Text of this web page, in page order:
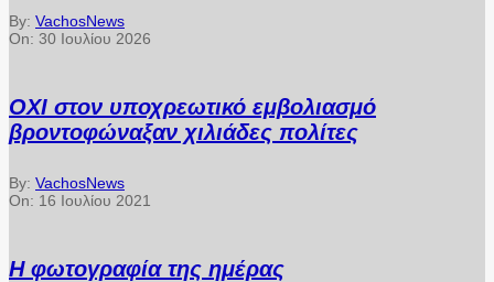
By: VachosNews
On: 30 Ιουλίου 2026
ΟΧΙ στον υποχρεωτικό εμβολιασμό
βροντοφώναξαν χιλιάδες πολίτες
By: VachosNews
On: 16 Ιουλίου 2021
Η φωτογραφία της ημέρας